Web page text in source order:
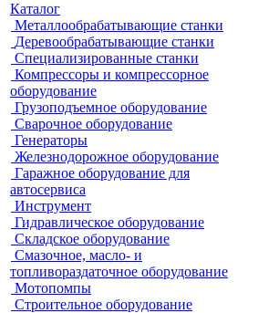
Каталог
Металлообрабатывающие станки
Деревообрабатывающие станки
Специализированные станки
Компрессоры и компрессорное
оборудование
Грузоподъемное оборудование
Сварочное оборудование
Генераторы
Железнодорожное оборудование
Гаражное оборудование для
автосервиса
Инструмент
Гидравлическое оборудование
Складское оборудование
Смазочное, масло- и
топливораздаточное оборудование
Мотопомпы
Строительное оборудование